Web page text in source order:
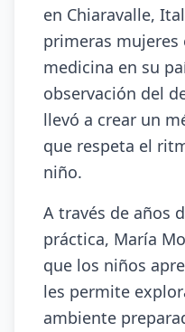
en Chiaravalle,
primeras
medicina en su
observación del
llevó a crear un
que respeta el
niño.
A través de años
práctica, María
que los niños
les permite
ambiente